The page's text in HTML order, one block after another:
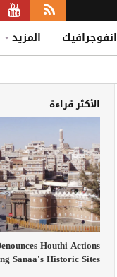
انفوجرافيك المزيد
الأكثر قراءة
Houthi Actions
Sanaa's Historic Sites